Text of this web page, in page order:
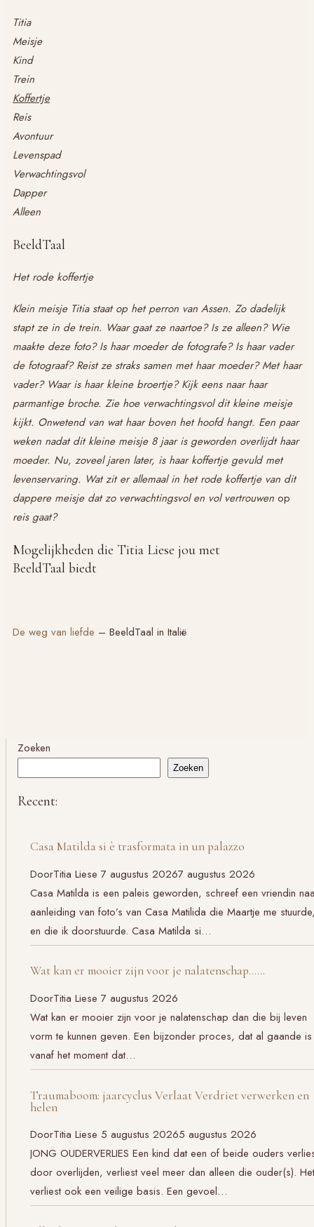
Titia
Meisje
Kind
Trein
Koffertje
Reis
Avontuur
Levenspad
Verwachtingsvol
Dapper
Alleen
BeeldTaal
Het rode koffertje
Klein meisje Titia staat op het perron van Assen. Zo dadelijk
stapt ze in de trein. Waar gaat ze naartoe? Is ze alleen? Wie
maakte deze foto? Is haar moeder de fotografe? Is haar vader
de fotograaf? Reist ze straks samen met haar moeder? Met haar
vader? Waar is haar kleine broertje? Kijk eens naar haar
parmantige broche. Zie hoe verwachtingsvol dit kleine meisje
kijkt. Onwetend van wat haar boven het hoofd hangt. Een paar
weken nadat dit kleine meisje 8 jaar is geworden overlijdt haar
moeder. Nu, zoveel jaren later, is haar koffertje gevuld met
levenservaring. Wat zit er allemaal in het rode koffertje van dit
dappere meisje dat zo verwachtingsvol en vol vertrouwen op
reis gaat?
Mogelijkheden die Titia Liese jou met
BeeldTaal biedt
De weg van liefde – BeeldTaal in Italië
Zoeken
Zoeken
Recent:
Casa Matilda si è trasformata in un palazzo
DoorTitia Liese 7 augustus 20267 augustus 2026
Casa Matilda is een paleis geworden, schreef een vriendin
aanleiding van foto’s van Casa Matilida die Maartje me
en die ik doorstuurde. Casa Matilda si…
Wat kan er mooier zijn voor je nalatenschap……
DoorTitia Liese 7 augustus 2026
Wat kan er mooier zijn voor je nalatenschap dan die bij leven
vorm te kunnen geven. Een bijzonder proces, dat al gaande is
vanaf het moment dat…
Traumaboom: jaarcyclus Verlaat Verdriet verwerken en
helen
DoorTitia Liese 5 augustus 20265 augustus 2026
JONG OUDERVERLIES Een kind dat een of beide ouders
door overlijden, verliest veel meer dan alleen die ouder(s). Het
verliest ook een veilige basis. Een gevoel…